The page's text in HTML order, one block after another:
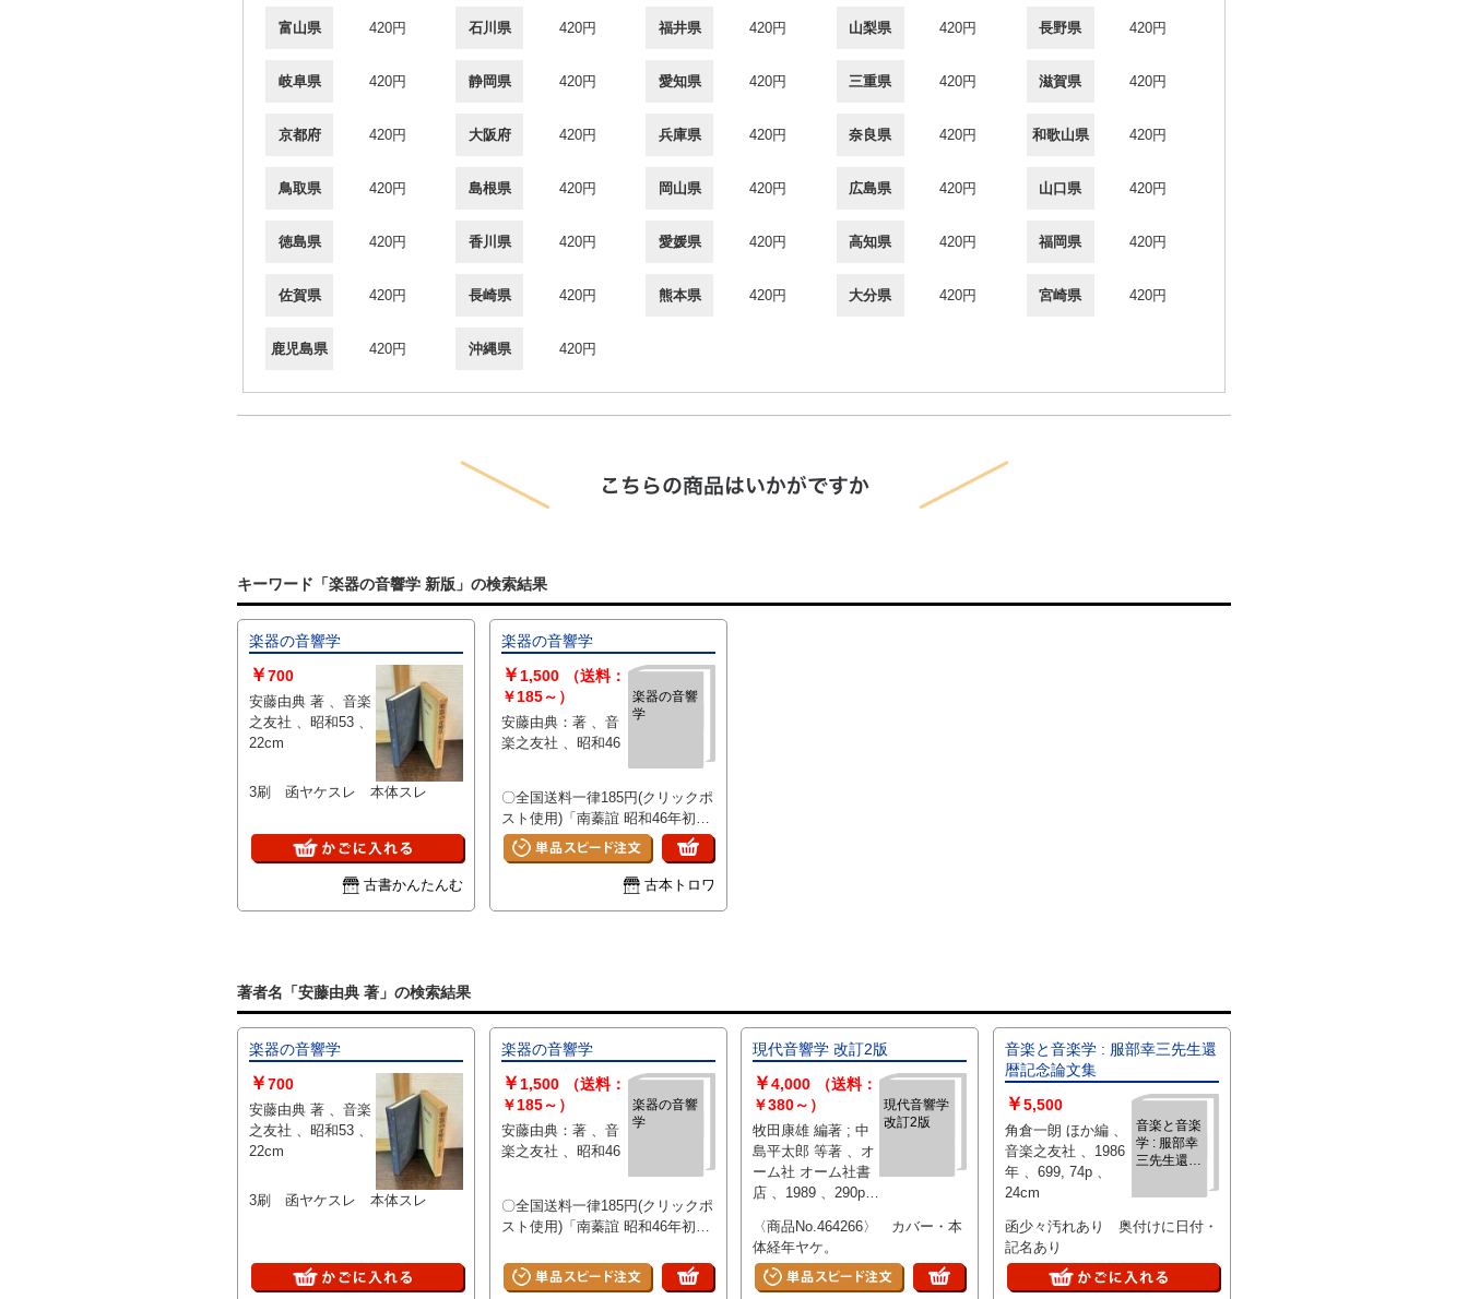
富山県 420円 石川県 420円 福井県 420円 山梨県 420円 長野県 420円
岐阜県 420円 静岡県 420円 愛知県 420円 三重県 420円 滋賀県 420円
京都府 420円 大阪府 420円 兵庫県 420円 奈良県 420円 和歌山県 420円
鳥取県 420円 島根県 420円 岡山県 420円 広島県 420円 山口県 420円
徳島県 420円 香川県 420円 愛媛県 420円 高知県 420円 福岡県 420円
佐賀県 420円 長崎県 420円 熊本県 420円 大分県 420円 宮崎県 420円
鹿児島県 420円 沖縄県 420円
キーワード「楽器の音響学 新版」の検索結果
楽器の音響学
￥700
安藤由典 著 、音楽
之友社 、昭和53 、
22cm
3刷 函ヤケスレ 本体スレ
古書かんたんむ
楽器の音響学
楽器の音響
学
￥ 1,500
（送料：
￥185～）
安藤由典：著 、音
楽之友社 、昭和46
〇全国送料一律185円(クリックポ
スト使用)「南蓁誼 昭和46年初
版。函有。函全体にヤケ、スレ、
シミ、汚れ、背部分上部に破れ
有。ページ三方にヤケ、シミ有。
古本トロワ
著者名「安藤由典 著」の検索結果
楽器の音響学
￥700
安藤由典 著 、音楽
之友社 、昭和53 、
22cm
3刷 函ヤケスレ 本体スレ
楽器の音響学
楽器の音響
学
￥ 1,500
（送料：
￥185～）
安藤由典：著 、音
楽之友社 、昭和46
〇全国送料一律185円(クリックポ
スト使用)「南蓁誼 昭和46年初
シミ、汚れ、背部分上部に破れ
有。ページ三方にヤケ、シミ有。
現代音響学 改訂2版
現代音響学
改訂2版
￥4,000
（送料：
￥380～）
牧田康雄 編著 ; 中
島平太郎 等著 、オ
ーム社 オーム社書
店 、1989 、290p
〈商品No.464266〉 カバー・本
体経年ヤケ。
音楽と音楽学 : 服部幸三先生還
暦記念論文集
音楽と音楽
学 : 服部幸
三先生還暦
￥5,500
角倉一朗 ほか編 、
音楽之友社 、1986
年 、699, 74p 、
24cm
函少々汚れあり 奥付けに日付・
記名あり